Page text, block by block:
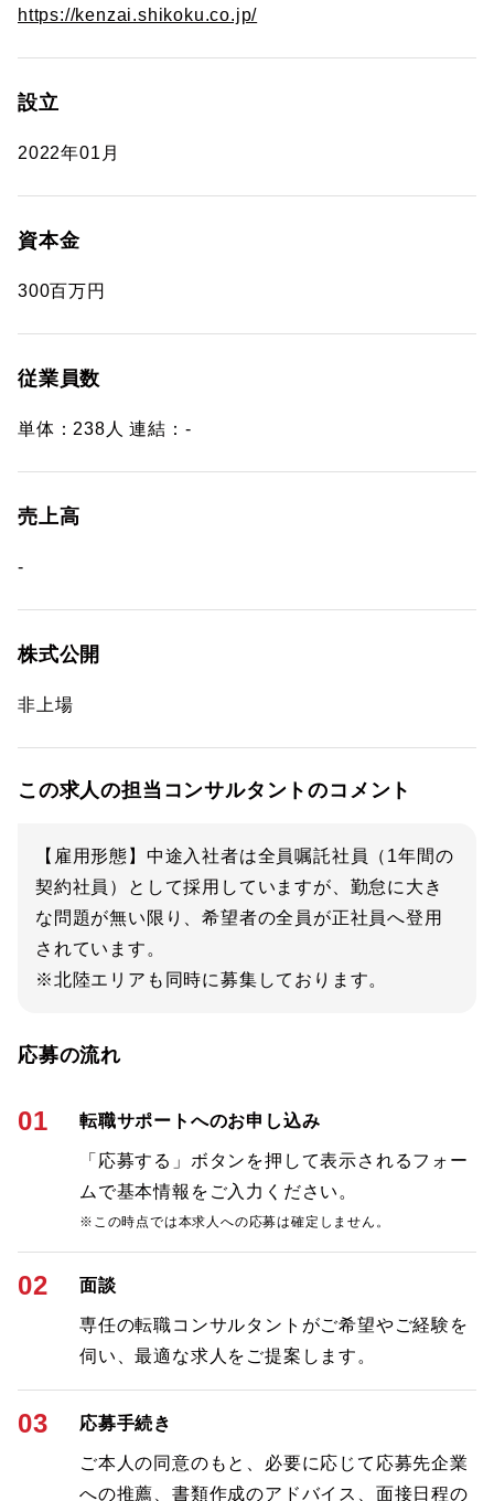
https://kenzai.shikoku.co.jp/
設立
2022年01月
資本金
300百万円
従業員数
単体：238人 連結：-
売上高
-
株式公開
非上場
この求人の担当コンサルタントのコメント
【雇用形態】中途入社者は全員嘱託社員（1年間の
契約社員）として採用していますが、勤怠に大き
な問題が無い限り、希望者の全員が正社員へ登用
されています。
※北陸エリアも同時に募集しております。
応募の流れ
01 転職サポートへのお申し込み
「応募する」ボタンを押して表示されるフォー
ムで基本情報をご入力ください。
※この時点では本求人への応募は確定しません。
02 面談
専任の転職コンサルタントがご希望やご経験を
伺い、最適な求人をご提案します。
03 応募手続き
ご本人の同意のもと、必要に応じて応募先企業
への推薦、書類作成のアドバイス、面接日程の